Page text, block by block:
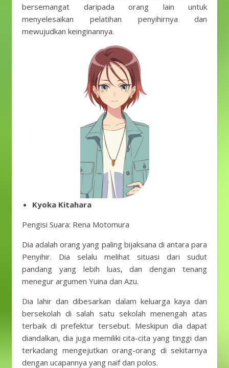
bersemangat daripada orang lain untuk
menyelesaikan pelatihan penyihirnya dan
mewujudkan keinginannya.
Kyoka Kitahara
Pengisi Suara: Rena Motomura
Dia adalah orang yang paling bijaksana di antara para
Penyihir. Dia selalu melihat situasi dari sudut
pandang yang lebih luas, dan dengan tenang
menegur argumen Yuina dan Azu.
Dia lahir dan dibesarkan dalam keluarga kaya dan
bersekolah di salah satu sekolah menengah atas
terbaik di prefektur tersebut. Meskipun dia dapat
diandalkan, dia juga memiliki cita-cita yang tinggi dan
terkadang mengejutkan orang-orang di sekitarnya
dengan ucapannya yang naif dan polos.